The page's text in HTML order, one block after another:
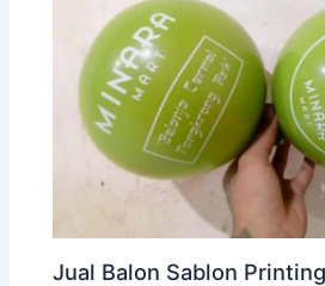
Jual Balon Sablon